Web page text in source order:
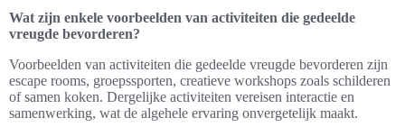
Wat zijn enkele voorbeelden van activiteiten die gedeelde
vreugde bevorderen?
Voorbeelden van activiteiten die gedeelde vreugde bevorderen zijn
escape rooms, groepssporten, creatieve workshops zoals schilderen
of samen koken. Dergelijke activiteiten vereisen interactie en
samenwerking, wat de algehele ervaring onvergetelijk maakt.